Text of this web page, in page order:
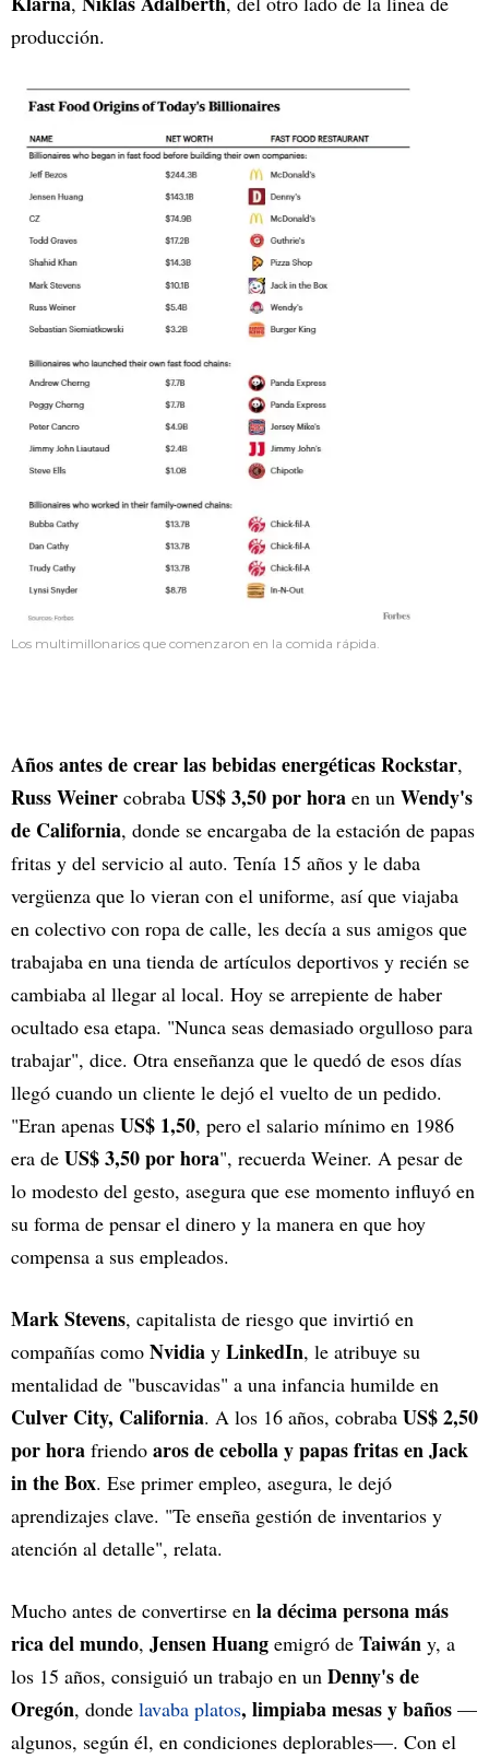
producción.
Los multimillonarios que comenzaron en la comida rápida.
Años antes de crear las bebidas energéticas Rockstar,
Russ Weiner cobraba US$ 3,50 por hora en un Wendy's
de California, donde se encargaba de la estación de papas
fritas y del servicio al auto. Tenía 15 años y le daba
vergüenza que lo vieran con el uniforme, así que viajaba
en colectivo con ropa de calle, les decía a sus amigos que
trabajaba en una tienda de artículos deportivos y recién se
cambiaba al llegar al local. Hoy se arrepiente de haber
ocultado esa etapa. "Nunca seas demasiado orgulloso para
trabajar", dice. Otra enseñanza que le quedó de esos días
llegó cuando un cliente le dejó el vuelto de un pedido.
"Eran apenas US$ 1,50, pero el salario mínimo en 1986
era de US$ 3,50 por hora", recuerda Weiner. A pesar de
lo modesto del gesto, asegura que ese momento influyó en
su forma de pensar el dinero y la manera en que hoy
compensa a sus empleados.
Mark Stevens, capitalista de riesgo que invirtió en
compañías como Nvidia y LinkedIn, le atribuye su
mentalidad de "buscavidas" a una infancia humilde en
Culver City, California. A los 16 años, cobraba US$ 2,50
por hora friendo aros de cebolla y papas fritas en Jack
in the Box. Ese primer empleo, asegura, le dejó
aprendizajes clave. "Te enseña gestión de inventarios y
atención al detalle", relata.
Mucho antes de convertirse en la décima persona más
rica del mundo, Jensen Huang emigró de Taiwán y, a
los 15 años, consiguió un trabajo en un Denny's de
Oregón, donde lavaba platos, limpiaba mesas y baños —
algunos, según él, en condiciones deplorables—. Con el